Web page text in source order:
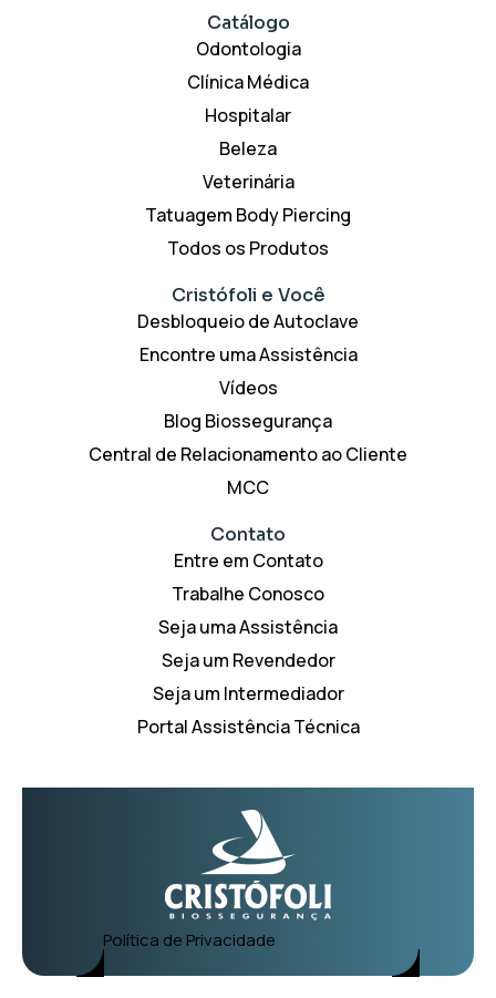
Catálogo
Odontologia
Clínica Médica
Hospitalar
Beleza
Veterinária
Tatuagem Body Piercing
Todos os Produtos
Cristófoli e Você
Desbloqueio de Autoclave
Encontre uma Assistência
Vídeos
Blog Biossegurança
Central de Relacionamento ao Cliente
MCC
Contato
Entre em Contato
Trabalhe Conosco
Seja uma Assistência
Seja um Revendedor
Seja um Intermediador
Portal Assistência Técnica
Política de Privacidade